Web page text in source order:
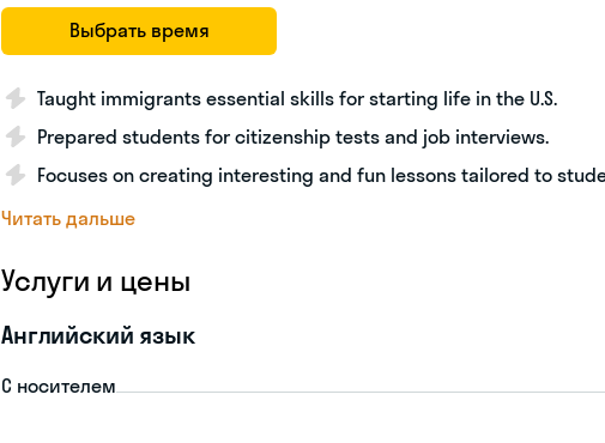
Выбрать время
Taught immigrants essential skills for starting life in the U.S.
Prepared students for citizenship tests and job interviews.
Focuses on creating interesting and fun lessons tailored to
Читать дальше
Услуги и цены
Английский язык
С носителем